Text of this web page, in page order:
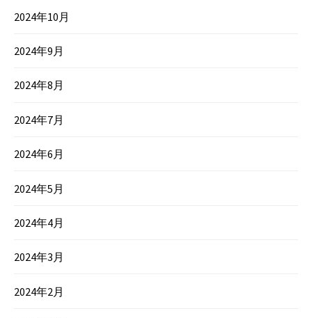
2024年10月
2024年9月
2024年8月
2024年7月
2024年6月
2024年5月
2024年4月
2024年3月
2024年2月